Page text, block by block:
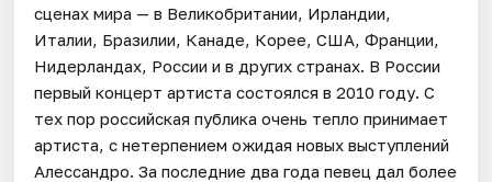
сценах мира — в Великобритании, Ирландии,
Италии, Бразилии, Канаде, Корее, США, Франции,
Нидерландах, России и в других странах. В России
первый концерт артиста состоялся в 2010 году. С
тех пор российская публика очень тепло принимает
артиста, с нетерпением ожидая новых выступлений
Алессандро. За последние два года певец дал более